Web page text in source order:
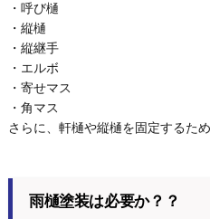
・呼び樋
・縦樋
・縦継手
・エルボ
・寄せマス
・角マス
さらに、軒樋や縦樋を固定するた
雨樋塗装は必要か？？